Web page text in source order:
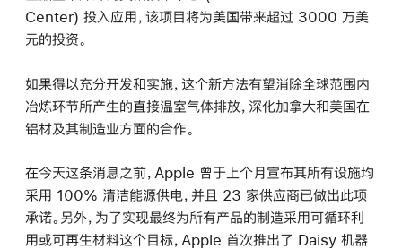
Center) 投入应用，该项目将为美国带来超过 3000 万美
元的投资。
如果得以充分开发和实施，这个新方法有望消除全球范围内
冶炼环节所产生的直接温室气体排放，深化加拿大和美国在
铝材及其制造业方面的合作。
在今天这条消息之前，Apple 曾于上个月宣布其所有设施均
采用 100% 清洁能源供电，并且 23 家供应商已做出此项
承诺。另外，为了实现最终为所有产品的制造采用可循环利
用或可再生材料这个目标，Apple 首次推出了 Daisy 机器